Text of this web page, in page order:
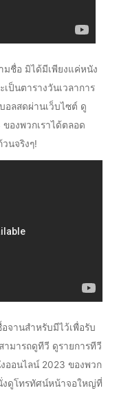
ชื่อ มิได้มีเพียงแค่หนัง
ป็นตารางวันเวลาการ
อลสดผ่านเว็บไซต์ ดู
องพวกเราได้ตลอด
นจริงๆ!
จานสำหรับมีไว้เพื่อรับ
มารถดูทีวี ดูรายการทีวี
ออนไลน์ 2023 ของพวก
งดูโทรทัศน์หน้าจอใหญ่ที่